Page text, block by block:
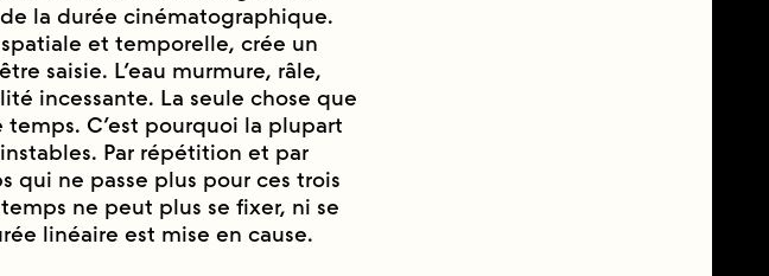
la durée cinématographique.
et temporelle, crée un
saisie. L’eau murmure, râle,
incessante. La seule chose que
temps. C’est pourquoi la plupart
Par répétition et par
qui ne passe plus pour ces trois
ne peut plus se fixer, ni se
linéaire est mise en cause.